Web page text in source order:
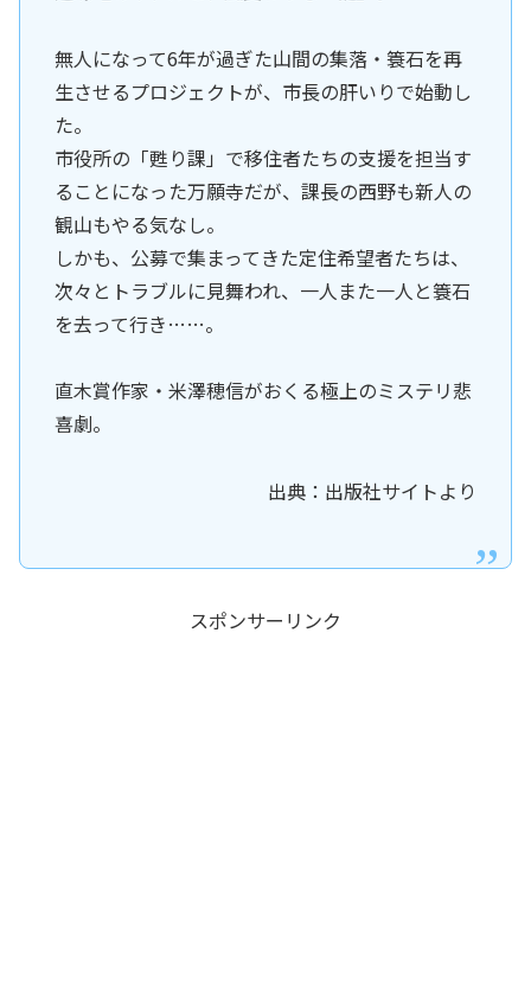
無人になって6年が過ぎた山間の集落・簑石を再
生させるプロジェクトが、市長の肝いりで始動し
た。
市役所の「甦り課」で移住者たちの支援を担当す
ることになった万願寺だが、課長の西野も新人の
観山もやる気なし。
しかも、公募で集まってきた定住希望者たちは、
次々とトラブルに見舞われ、一人また一人と簑石
を去って行き……。
直木賞作家・米澤穂信がおくる極上のミステリ悲
喜劇。
出典：出版社サイトより
スポンサーリンク